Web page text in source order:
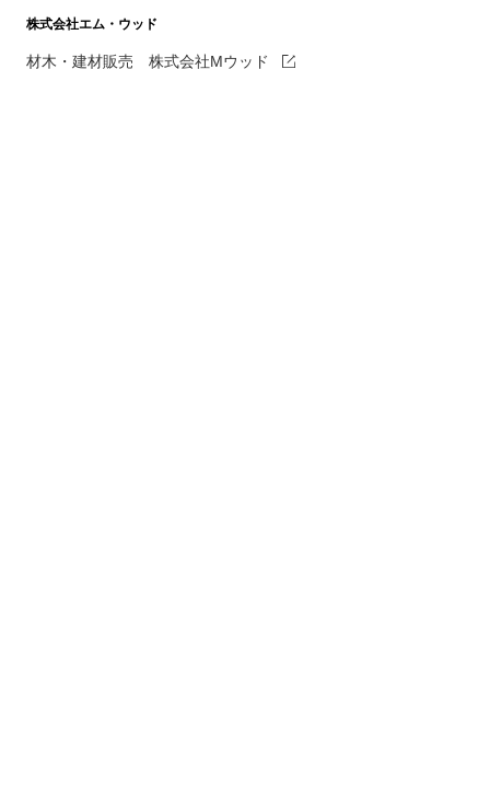
株式会社エム・ウッド
材木・建材販売 株式会社Mウッド